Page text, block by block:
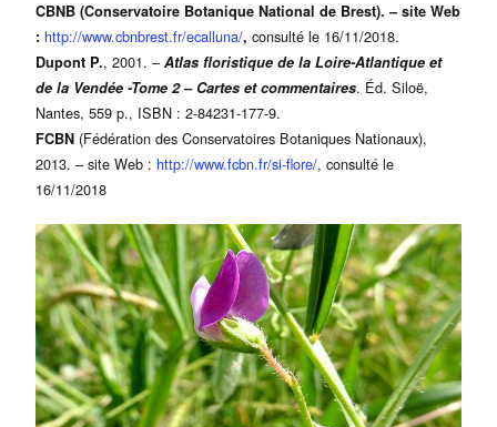
CBNB (Conservatoire Botanique National de Brest). – site Web
: http://www.cbnbrest.fr/ecalluna/, consulté le 16/11/2018.
Dupont P., 2001. – Atlas floristique de la Loire-Atlantique et
de la Vendée -Tome 2 – Cartes et commentaires. Éd. Siloë,
Nantes, 559 p., ISBN : 2-84231-177-9.
FCBN (Fédération des Conservatoires Botaniques Nationaux),
2013. – site Web : http://www.fcbn.fr/si-flore/, consulté le
16/11/2018